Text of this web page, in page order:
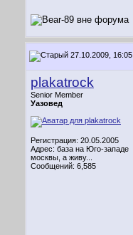
27.10.2009, 16:05
plakatrock
Senior Member
Уазовед
Регистрация: 20.05.2005
Адрес: база на Юго-западе
москвы, а живу...
Сообщений: 6,585